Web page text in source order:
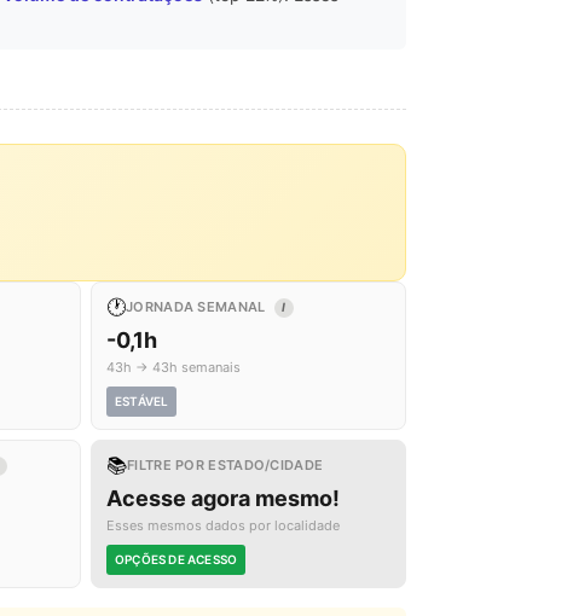
🕐JORNADA SEMANAL I
-0,1h
43h → 43h semanais
ESTÁVEL
📚FILTRE POR ESTADO/CIDADE
Acesse agora mesmo!
Esses mesmos dados por localidade
OPÇÕES DE ACESSO